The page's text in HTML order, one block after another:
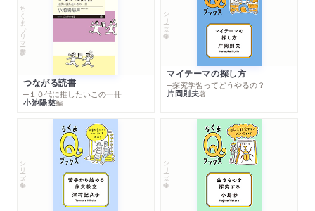
ちくまプリマー新書
つながる読書
─１０代に推したいこの一冊
小池陽慈編
シリーズ・全集
マイテーマの探し方
─探究学習ってどうやるの？
片岡則夫著
シリーズ・全集 シリーズ・全集